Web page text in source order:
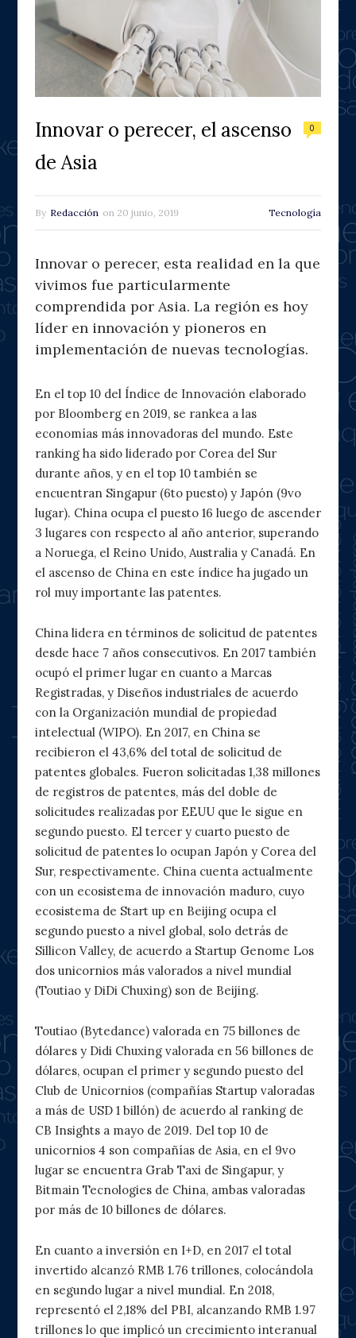
Innovar o perecer, el ascenso
de Asia
0
By Redacción on 20 junio, 2019 Tecnología
Innovar o perecer, esta realidad en la que
vivimos fue particularmente
comprendida por Asia. La región es hoy
líder en innovación y pioneros en
implementación de nuevas tecnologías.
En el top 10 del Índice de Innovación elaborado
por Bloomberg en 2019, se rankea a las
economías más innovadoras del mundo. Este
ranking ha sido liderado por Corea del Sur
durante años, y en el top 10 también se
encuentran Singapur (6to puesto) y Japón (9vo
lugar). China ocupa el puesto 16 luego de ascender
3 lugares con respecto al año anterior, superando
a Noruega, el Reino Unido, Australia y Canadá. En
el ascenso de China en este índice ha jugado un
rol muy importante las patentes.
China lidera en términos de solicitud de patentes
desde hace 7 años consecutivos. En 2017 también
ocupó el primer lugar en cuanto a Marcas
Registradas, y Diseños industriales de acuerdo
con la Organización mundial de propiedad
intelectual (WIPO). En 2017, en China se
recibieron el 43,6% del total de solicitud de
patentes globales. Fueron solicitadas 1,38 millones
de registros de patentes, más del doble de
solicitudes realizadas por EEUU que le sigue en
segundo puesto. El tercer y cuarto puesto de
solicitud de patentes lo ocupan Japón y Corea del
Sur, respectivamente. China cuenta actualmente
con un ecosistema de innovación maduro, cuyo
ecosistema de Start up en Beijing ocupa el
segundo puesto a nivel global, solo detrás de
Sillicon Valley, de acuerdo a Startup Genome Los
dos unicornios más valorados a nivel mundial
(Toutiao y DiDi Chuxing) son de Beijing.
Toutiao (Bytedance) valorada en 75 billones de
dólares y Didi Chuxing valorada en 56 billones de
dólares, ocupan el primer y segundo puesto del
Club de Unicornios (compañías Startup valoradas
a más de USD 1 billón) de acuerdo al ranking de
CB Insights a mayo de 2019. Del top 10 de
unicornios 4 son compañías de Asia, en el 9vo
lugar se encuentra Grab Taxi de Singapur, y
Bitmain Tecnologies de China, ambas valoradas
por más de 10 billones de dólares.
En cuanto a inversión en I+D, en 2017 el total
invertido alcanzó RMB 1.76 trillones, colocándola
en segundo lugar a nivel mundial. En 2018,
representó el 2,18% del PBI, alcanzando RMB 1.97
trillones lo que implicó un crecimiento interanual